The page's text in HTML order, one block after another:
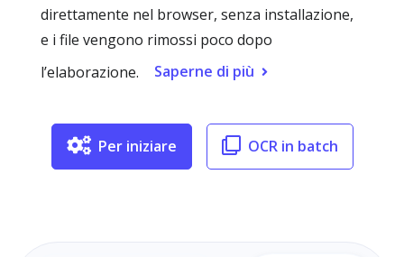
direttamente nel browser, senza installazione,
e i file vengono rimossi poco dopo
l’elaborazione.
Saperne di più
Per iniziare OCR in batch